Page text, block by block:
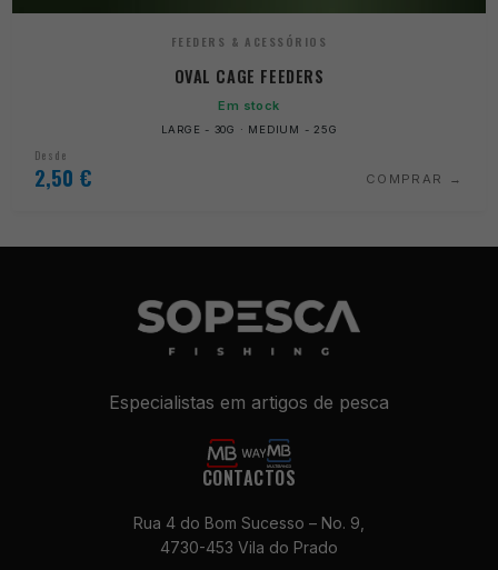
FEEDERS & ACESSÓRIOS
OVAL CAGE FEEDERS
Em stock
LARGE - 30G · MEDIUM - 25G
Desde
2,50 € COMPRAR
Especialistas em artigos de pesca
CONTACTOS
Rua 4 do Bom Sucesso – No. 9,
4730-453 Vila do Prado